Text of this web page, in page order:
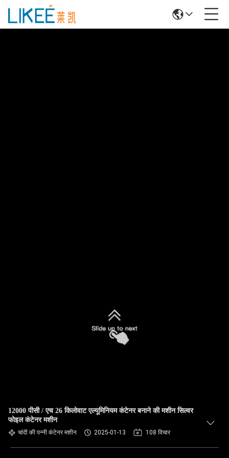
12000 पीसी / एच 26 किलोवाट एल्यूमिनियम कंटेनर बनाने की मशीन सिल्वर
फोइल कंटेनर मशीन
चांदी की पन्नी कंटेनर मशीन 2025-01-13 108 विचार